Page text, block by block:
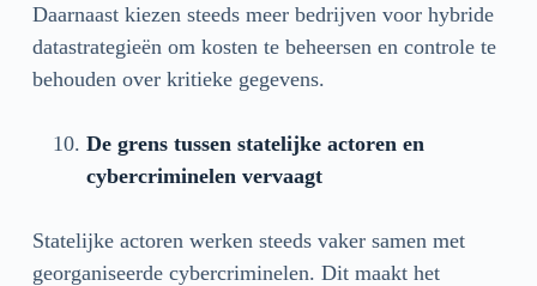
Daarnaast kiezen steeds meer bedrijven voor hybride
datastrategieën om kosten te beheersen en controle te
behouden over kritieke gegevens.
De grens tussen statelijke actoren en
cybercriminelen vervaagt
Statelijke actoren werken steeds vaker samen met
georganiseerde cybercriminelen. Dit maakt het